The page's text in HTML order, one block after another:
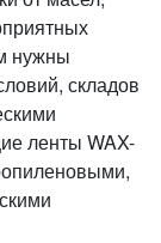
нужны
складов
ленты WAX-